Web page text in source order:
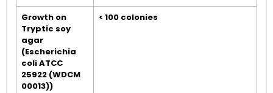
Growth on
Tryptic soy
agar
(Escherichia
coli ATCC
25922 (WDCM
00013))
< 100 colonies